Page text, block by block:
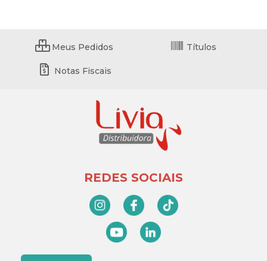
Meus Pedidos Títulos
Notas Fiscais
REDES SOCIAIS